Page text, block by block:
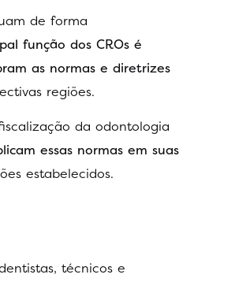
de forma
função dos CROs é
as normas e diretrizes
regiões.
da odontologia
essas normas em suas
estabelecidos.
técnicos e